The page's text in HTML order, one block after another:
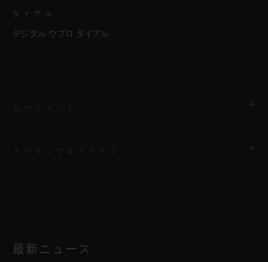
ダイアル
デジタル ウブロ ダイアル
ラップ
最新ニュース